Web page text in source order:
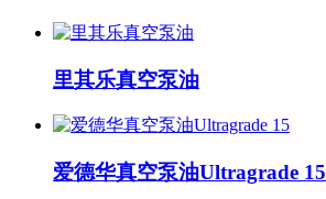
里其乐真空泵油
爱德华真空泵油Ultragrade 15